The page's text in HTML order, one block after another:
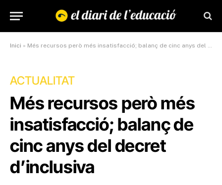
Inici » Més recursos però més insatisfacció; balanç de cinc anys del decret d’inclusiva
ACTUALITAT
Més recursos però més
insatisfacció; balanç de
cinc anys del decret
d’inclusiva